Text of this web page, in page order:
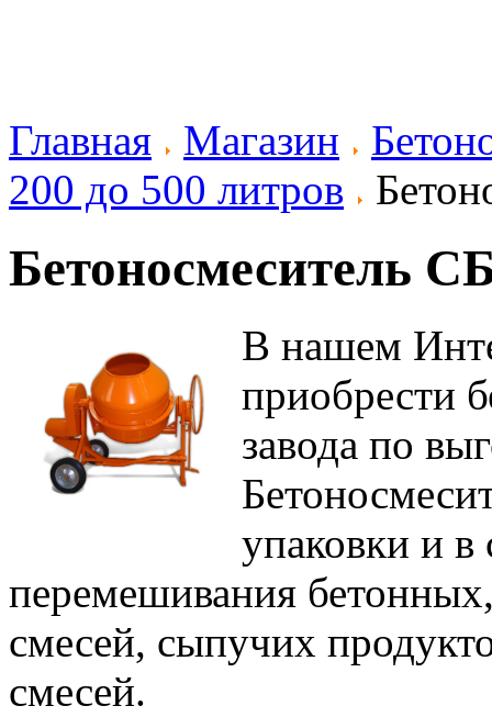
Главная Магазин
200 до 500 литров
Бетоносмеситель
В нашем
приобрести
завода по
упаковки и
перемешивания
смесей, сыпучих
смесей.